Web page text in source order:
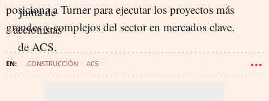
posiciona a Turner para ejecutar los proyectos más
grandes y complejos del sector en mercados clave.
CONSTRUCCIÓN ACS